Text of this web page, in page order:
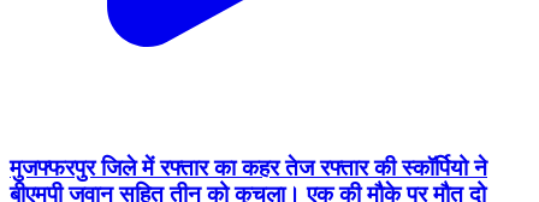
मुजफ्फरपुर जिले में रफ्तार का कहर तेज रफ्तार की स्कॉर्पियो ने
बीएमपी जवान सहित तीन को कुचला। एक की मौके पर मौत दो